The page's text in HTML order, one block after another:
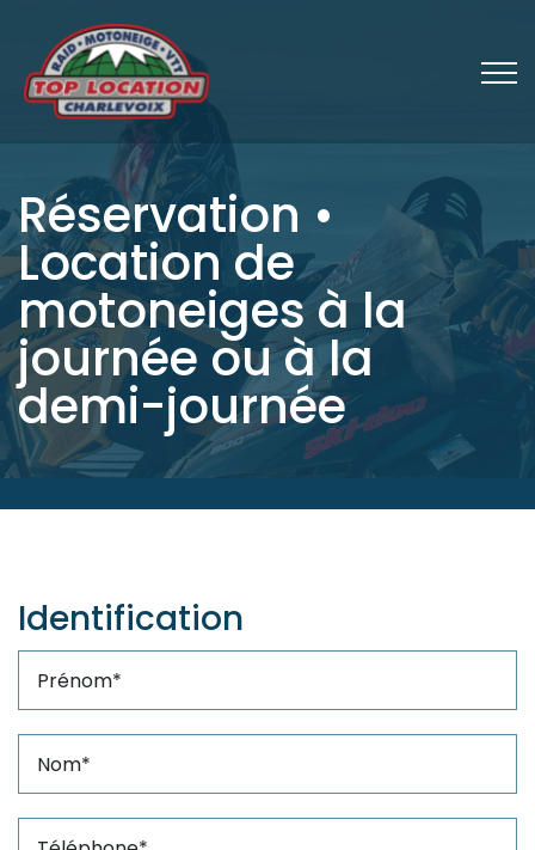
Réservation •
Location de
motoneiges à la
journée ou à la
demi-journée
Identification
Prénom
Nom